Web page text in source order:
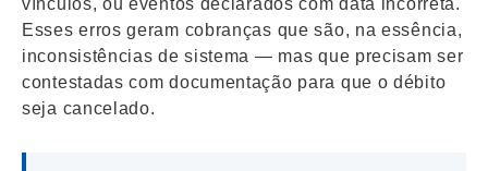
Esses erros geram cobranças que são, na essência,
inconsistências de sistema — mas que precisam ser
contestadas com documentação para que o débito
seja cancelado.